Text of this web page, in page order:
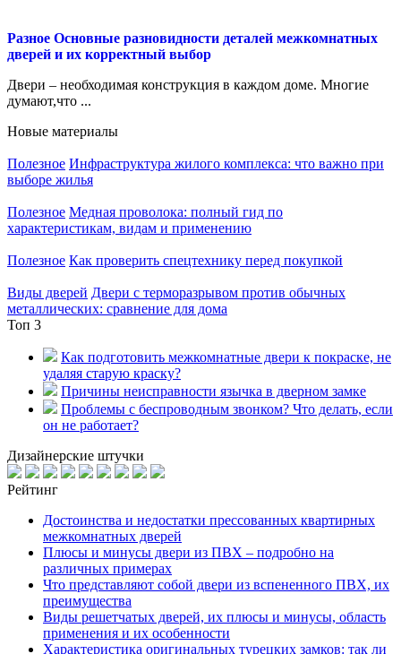
Разное Основные разновидности деталей межкомнатных
дверей и их корректный выбор
Двери – необходимая конструкция в каждом доме. Многие
думают,что ...
Новые материалы
Полезное Инфраструктура жилого комплекса: что важно при
выборе жилья
Полезное Медная проволока: полный гид по
характеристикам, видам и применению
Полезное Как проверить спецтехнику перед покупкой
Виды дверей Двери с терморазрывом против обычных
металлических: сравнение для дома
Топ 3
Как подготовить межкомнатные двери к покраске, не
удаляя старую краску?
Причины неисправности язычка в дверном замке
Проблемы с беспроводным звонком? Что делать, если
он не работает?
Дизайнерские штучки
Рейтинг
Достоинства и недостатки прессованных квартирных
межкомнатных дверей
Плюсы и минусы двери из ПВХ – подробно на
различных примерах
Что представляют собой двери из вспененного ПВХ, их
преимущества
Виды решетчатых дверей, их плюсы и минусы, область
применения и их особенности
Характеристика оригинальных турецких замков: так ли